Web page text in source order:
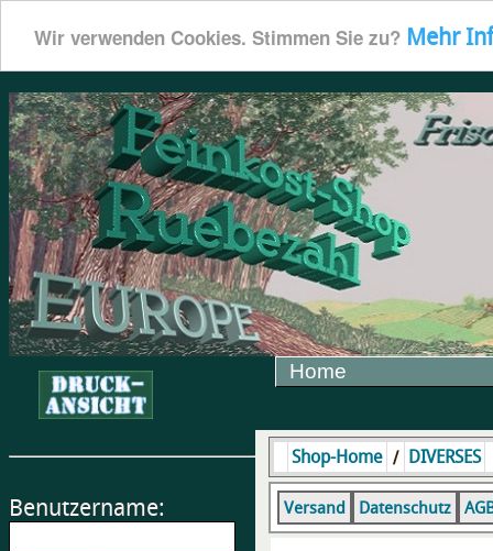
Wir verwenden Cookies. Stimmen Sie zu? Mehr
Home
Benutzername:
Shop-Home / DIVERSES
Versand Datenschutz